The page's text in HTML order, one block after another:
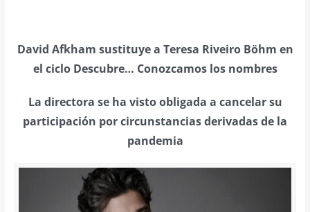
David Afkham sustituye a Teresa Riveiro Böhm en
el ciclo Descubre… Conozcamos los nombres
La directora se ha visto obligada a cancelar su
participación por circunstancias derivadas de la
pandemia